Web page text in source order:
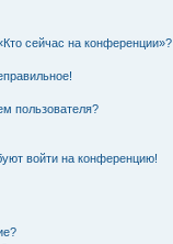
сейчас на конференции»?
пользователя?
войти на конференцию!